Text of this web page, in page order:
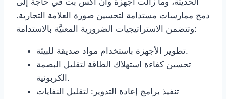
الحديثة، وما زالت أجهزة وان اكس بت في حاجة إلى
دمج ممارسات مستدامة لتحسين صورة العلامة التجارية.
وتتضمن الاستراتيجيات الضرورية المعنيَّة بالاستدامة:
تطوير الأجهزة باستخدام مواد صديقة للبيئة.
تحسين كفاءة استهلاك الطاقة لتقليل البصمة
الكربونية.
تنفيذ برامج إعادة التدوير: لتقليل النفايات